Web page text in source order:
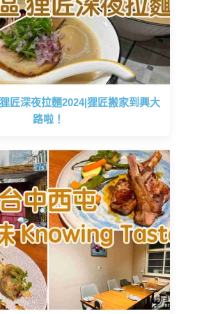
匠深夜拉麵2024|狸匠搬家到興大
路啦！